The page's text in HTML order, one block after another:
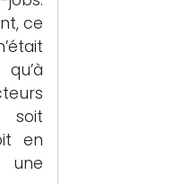
ce
soit
en